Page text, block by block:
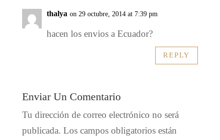
thalya on 29 octubre, 2014 at 7:39 pm
hacen los envios a Ecuador?
REPLY
Enviar Un Comentario
Tu dirección de correo electrónico no será
publicada. Los campos obligatorios están